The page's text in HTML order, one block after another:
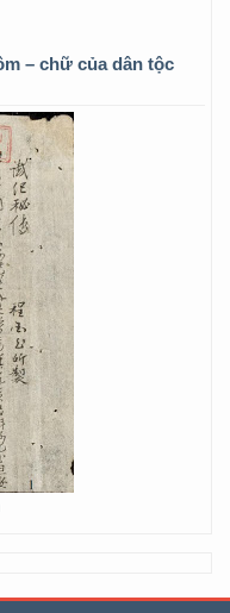
– chữ của dân tộc